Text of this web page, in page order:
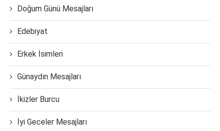
Doğum Günü Mesajları
Edebiyat
Erkek İsimleri
Günaydın Mesajları
İkizler Burcu
İyi Geceler Mesajları